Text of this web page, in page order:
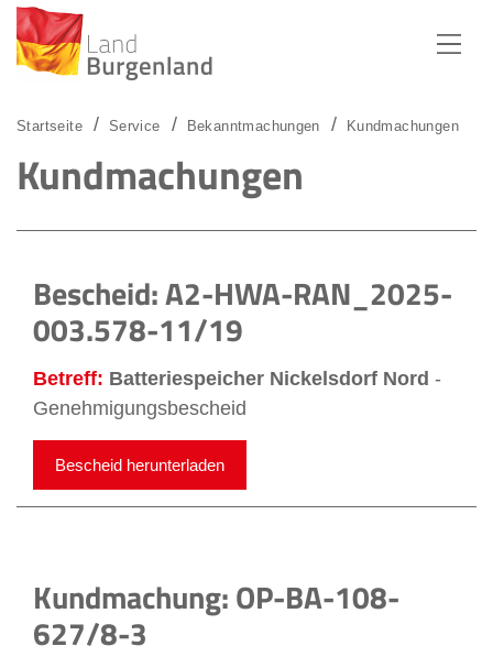
Startseite Service Bekanntmachungen Kundmachungen
Kundmachungen
Bescheid: A2-HWA-RAN_2025-
003.578-11/19
Betreff: Batteriespeicher Nickelsdorf Nord -
Genehmigungsbescheid
Bescheid herunterladen
Kundmachung: OP-BA-108-
627/8-3